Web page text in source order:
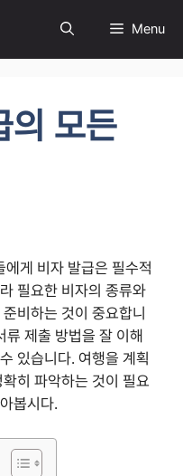
Menu
의 모든
게 비자 발급은 필수적
필요한 비자의 종류와
비하는 것이 중요합니
류 제출 방법을 잘 이해
있습니다. 여행을 계획
히 파악하는 것이 필요
봅시다.